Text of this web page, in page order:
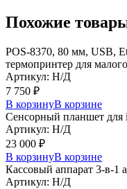
Похожие
POS-8370, 80 мм, USB,
термопринтер для
Артикул: Н/Д
7 750 ₽
В корзинуВ корзине
Сенсорный планшет для
Артикул: Н/Д
23 000 ₽
В корзинуВ корзине
Кассовый аппарат 3-в-1
Артикул: Н/Д